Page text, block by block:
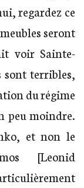
regardez ce
seront
voir Sainte-
sont terribles,
du régime
peu moindre.
et non le
[Leonid